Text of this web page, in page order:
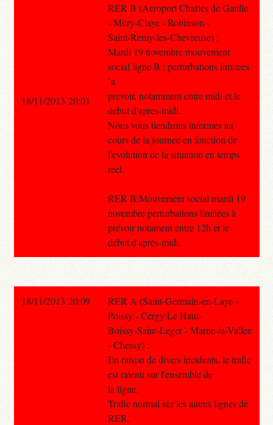
RER B (Aeroport Charles de Gaulle
- Mitry-Claye - Robinson -
Saint-Remy-les-Chevreuse) :
Mardi 19 novembre mouvement
social ligne B : perturbations limitees
`a
prevoir, notamment entre midi et le
debut d'apres-midi.
Nous vous tiendrons informes au
cours de la journee en fonction de
l'evolution de la situation en temps
reel.
RER B:Mouvement social mardi 19
novembre perturbations limitées à
prévoir notament entre 12h et le
début d'après-midi.
18/11/2013 20:01
18/11/2013 20:09
RER A (Saint-Germain-en-Laye -
Poissy - Cergy Le Haut-
Boissy-Saint-Leger - Marne-la-Vallee
- Chessy) :
En raison de divers incidents, le trafic
est ralenti sur l'ensemble de
la ligne.
Trafic normal sur les autres lignes de
RER.